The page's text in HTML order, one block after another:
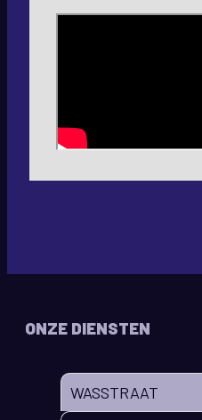
ONZE DIENSTEN
WASSTRAAT